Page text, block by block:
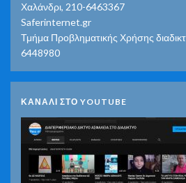
Χαλάνδρι, 210-6463367
Saferinternet.gr
Τμήμα Προβληματικής Χρήσης
6448980
ΚΑΝΑΛΙ ΣΤΟ YOUTUBE